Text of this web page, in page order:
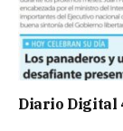
Diario Digital